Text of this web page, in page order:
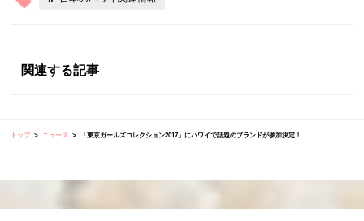
関連する記事
トップ ニュース 「東京ガールズコレクション2017」にハワイで話題のブランドが参加決定！